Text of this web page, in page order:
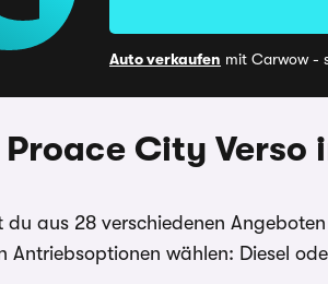
Auto verkaufen mit Carwow -
City Verso
du aus 28 verschiedenen
Antriebsoptionen wählen: Diesel